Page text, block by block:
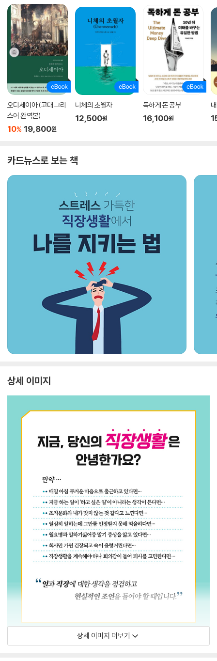
오디세이아 (고대 그리
스어 완역본)
10% 19,800원
니체의 초월자
12,500원
독하게 돈 공부
16,100원
카드뉴스로 보는 책
상세 이미지
상세 이미지 더보기